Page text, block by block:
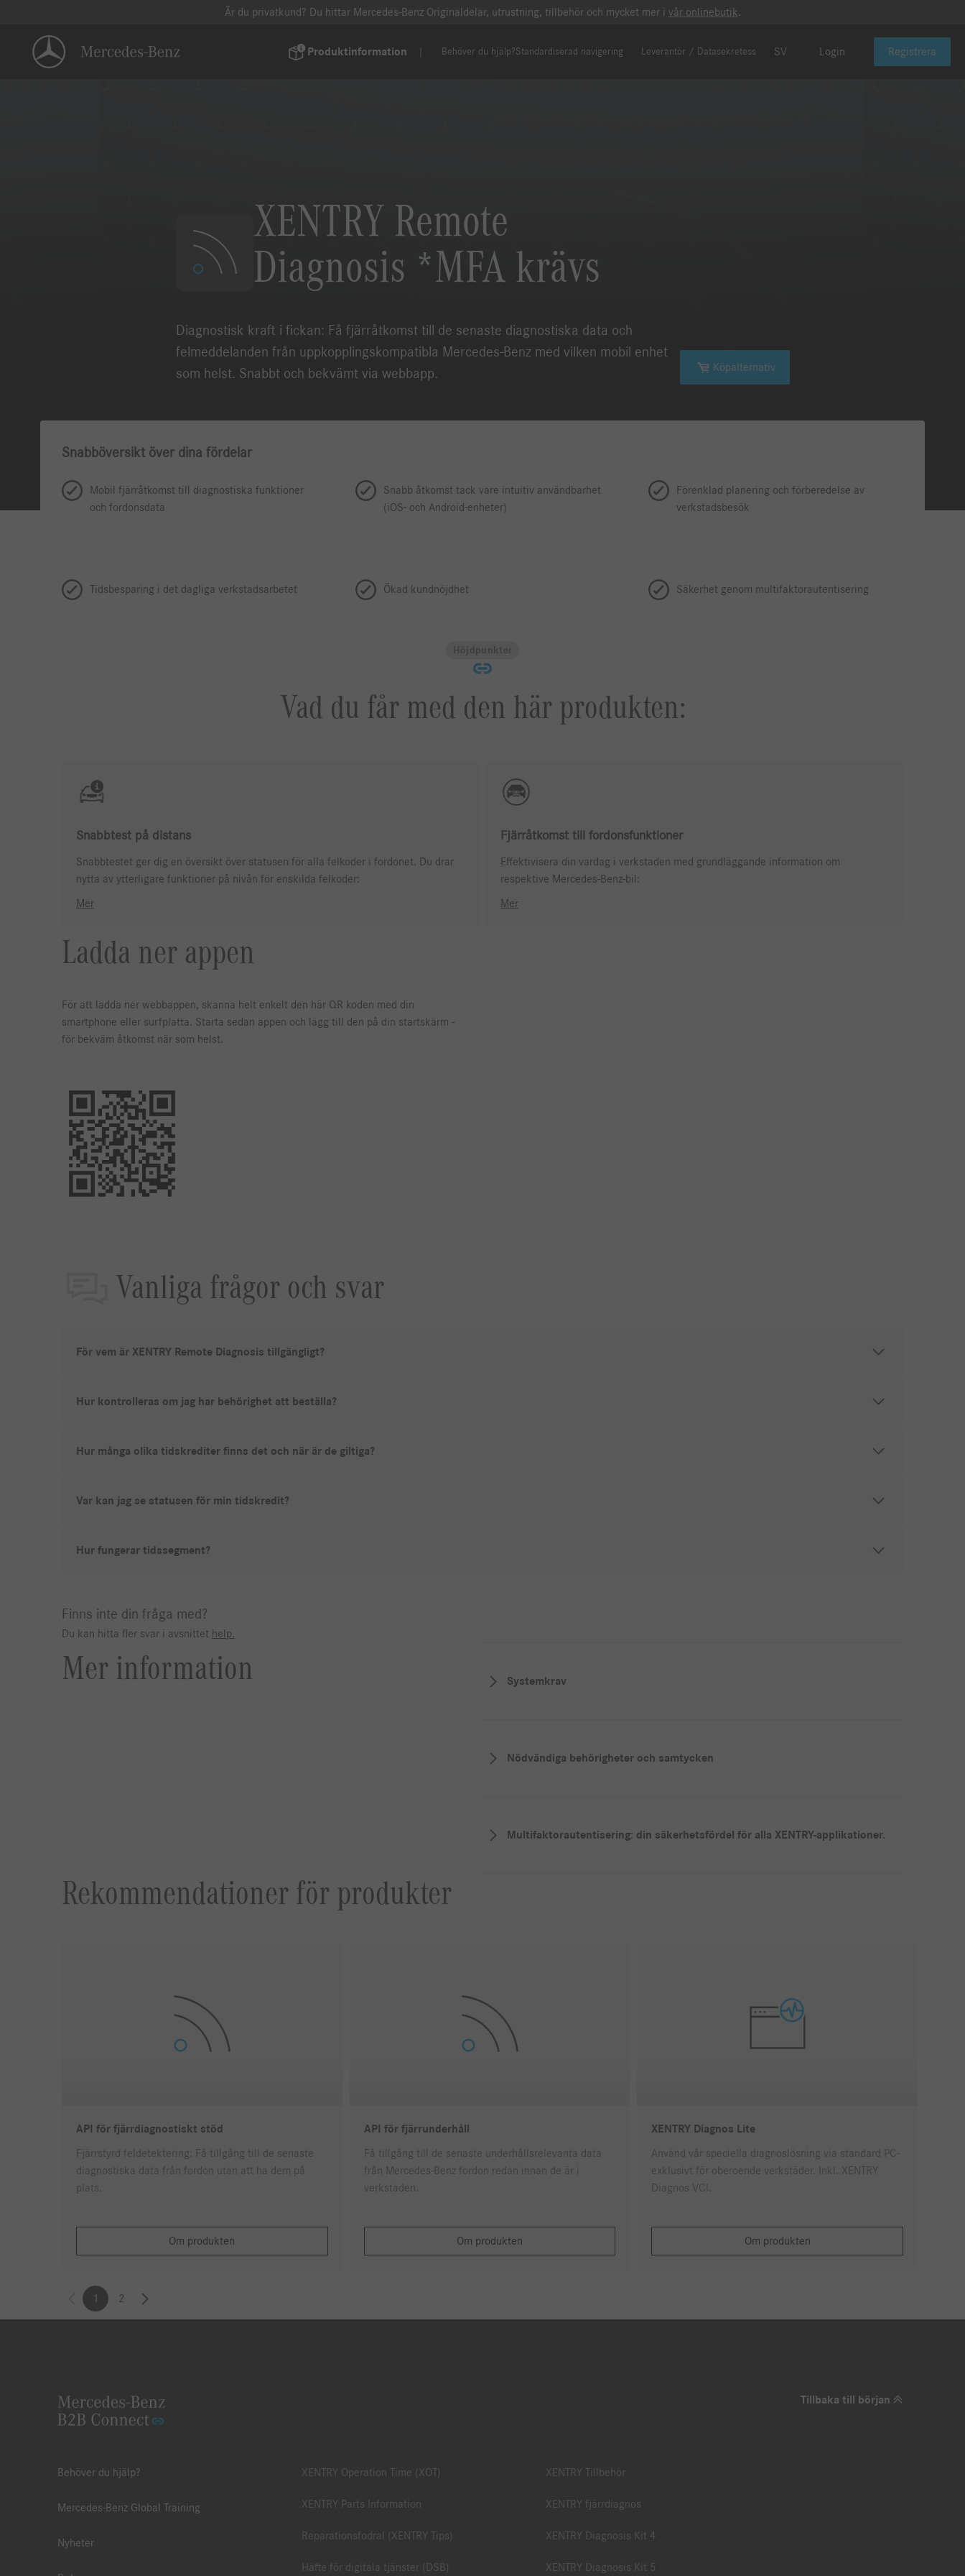
Är du privatkund? Du hittar Mercedes-Benz Originaldelar, utrustning, tillbehör och mycket mer i vår onlinebutik.
Produktinformation Behöver du hjälp?Standardiserad navigering Leverantör / Datasekretess SV Login Registrera
XENTRY Remote
Diagnosis *MFA krävs
Diagnostisk kraft i fickan: Få fjärråtkomst till de senaste diagnostiska data och
felmeddelanden från uppkopplingskompatibla Mercedes-Benz med vilken mobil enhet
som helst. Snabbt och bekvämt via webbapp.
Köpalternativ
Snabböversikt över dina fördelar
Mobil fjärråtkomst till diagnostiska funktioner
och fordonsdata
Snabb åtkomst tack vare intuitiv användbarhet
(iOS- och Android-enheter)
Förenklad planering och förberedelse av
verkstadsbesök
Tidsbesparing i det dagliga verkstadsarbetet Ökad kundnöjdhet Säkerhet genom multifaktorautentisering
Vad du får med den här produkten:
Snabbtest på distans
Snabbtestet ger dig en översikt över statusen för alla felkoder i fordonet. Du drar
nytta av ytterligare funktioner på nivån för enskilda felkoder:
Mer
Fjärråtkomst till fordonsfunktioner
Effektivisera din vardag i verkstaden med grundläggande information om
respektive Mercedes-Benz-bil:
Mer
Ladda ner appen
För att ladda ner webbappen, skanna helt enkelt den här QR koden med din
smartphone eller surfplatta. Starta sedan appen och lägg till den på din startskärm -
för bekväm åtkomst när som helst.
Vanliga frågor och svar
För vem är XENTRY Remote Diagnosis tillgängligt?
Hur kontrolleras om jag har behörighet att beställa?
Hur många olika tidskrediter finns det och när är de giltiga?
Var kan jag se statusen för min tidskredit?
Hur fungerar tidssegment?
Finns inte din fråga med?
Du kan hitta fler svar i avsnittet help.
Mer information Systemkrav
Nödvändiga behörigheter och samtycken
Multifaktorautentisering: din säkerhetsfördel för alla XENTRY-applikationer.
Rekommendationer för produkter
API för fjärrdiagnostiskt stöd
Fjärrstyrd feldetektering: Få tillgång till de senaste
diagnostiska data från fordon utan att ha dem på
plats.
Om produkten
API för fjärrunderhåll
Få tillgång till de senaste underhållsrelevanta data
från Mercedes-Benz fordon redan innan de är i
verkstaden.
Om produkten
XENTRY Diagnos Lite
Använd vår speciella diagnoslösning via standard PC-
exklusivt för oberoende verkstäder. Inkl. XENTRY
Diagnos VCI.
Om produkten
1 2
Tillbaka till början
Behöver du hjälp?
Mercedes-Benz Global Training
Nyheter
XENTRY Operation Time (XOT)
XENTRY Parts Information
Reparationsfodral (XENTRY Tips)
Häfte för digitala tjänster (DSB)
XENTRY Tillbehör
XENTRY fjärrdiagnos
XENTRY Diagnosis Kit 4
XENTRY Diagnosis Kit 5